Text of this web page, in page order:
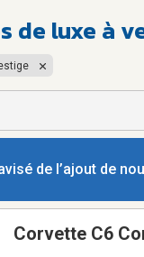
de luxe à
de l’ajout de
Corvette C6